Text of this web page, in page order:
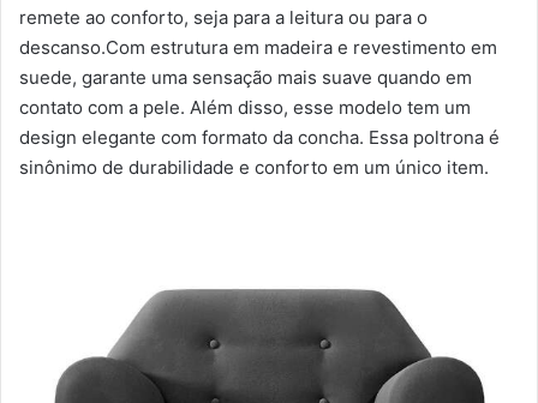
remete ao conforto, seja para a leitura ou para o
descanso.Com estrutura em madeira e revestimento em
suede, garante uma sensação mais suave quando em
contato com a pele. Além disso, esse modelo tem um
design elegante com formato da concha. Essa poltrona é
sinônimo de durabilidade e conforto em um único item.